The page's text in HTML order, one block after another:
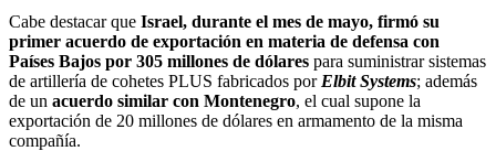
Cabe destacar que Israel, durante el mes de mayo, firmó su
primer acuerdo de exportación en materia de defensa con
Países Bajos por 305 millones de dólares para suministrar sistemas
de artillería de cohetes PLUS fabricados porElbit Systems; además
de un acuerdo similar con Montenegro, el cual supone la
exportación de 20 millones de dólares en armamento de la misma
compañía.